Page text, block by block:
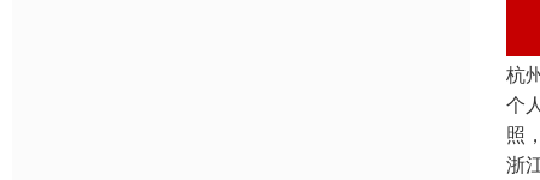
杭
个
照
浙